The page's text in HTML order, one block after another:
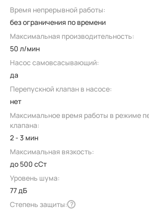
Время непрерывной работы:
без ограничения по времени
Максимальная производительность:
50 л/мин
Насос самовсасывающий:
да
Перепускной клапан в насосе:
нет
Максимальное время работы в режиме
клапана:
2 - 3 мин
Максимальная вязкость:
до 500 сСт
Уровень шума:
77 дБ
Степень защиты: ?